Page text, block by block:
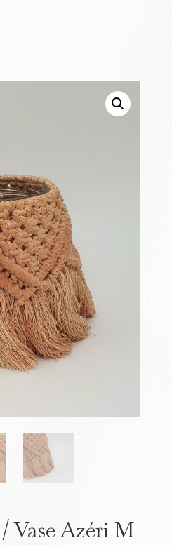
Vase Azéri M